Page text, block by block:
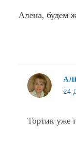
Алена, будем
24
Тортик уже